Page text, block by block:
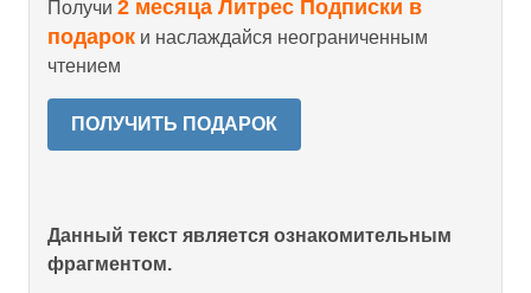
Получи 2 месяца Литрес Подписки в
подарок и наслаждайся неограниченным
чтением
ПОЛУЧИТЬ ПОДАРОК
Данный текст является ознакомительным
фрагментом.